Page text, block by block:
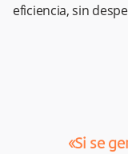
eficiencia, sin
«Si se